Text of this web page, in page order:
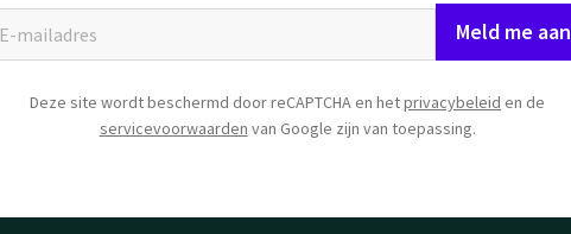
Meld me aan
Deze site wordt beschermd door reCAPTCHA en hetprivacybeleid en de
servicevoorwaarden van Google zijn van toepassing.